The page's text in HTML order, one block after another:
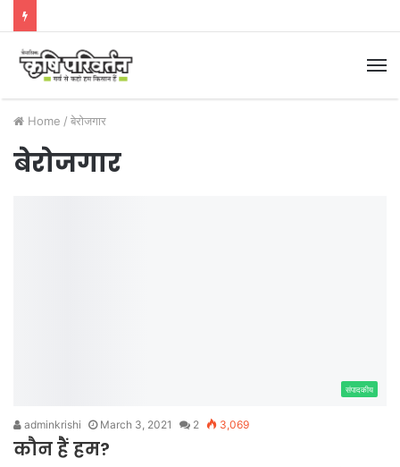
Home / बेरोजगार
बेरोजगार
संपादकीय
adminkrishi March 3, 2021 2 3,069
कौन हैं हम?